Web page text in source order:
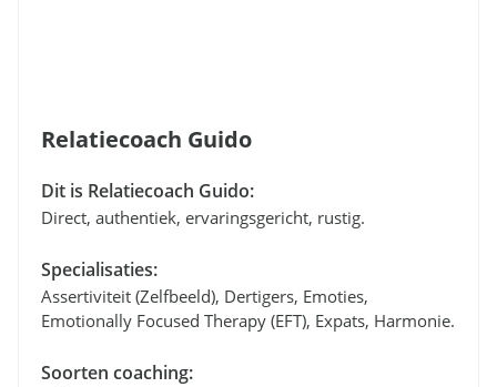
Relatiecoach Guido
Dit is Relatiecoach Guido:
Direct, authentiek, ervaringsgericht, rustig.
Specialisaties:
Assertiviteit (zelfbeeld), Dertigers, Emoties,
Emotionally Focused Therapy (EFT), Expats, Harmonie.
Soorten coaching: